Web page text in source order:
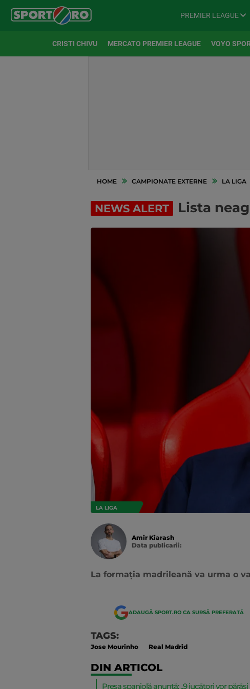
PREMIER LEAGUE
CRISTI CHIVU MERCATO PREMIER LEAGUE VOYO
HOME CAMPIONATE EXTERNE LA LIGA
NEWS ALERT Lista
LA LIGA
Amir Kiarash
Data publicarii:
La formația madrileană va urma o
ADAUGĂ SPORT.RO CA SURSĂ PREFERATĂ
TAGS:
Jose Mourinho Real Madrid
DIN ARTICOL
Presa spaniolă anunță: „9 jucători vor părăsi